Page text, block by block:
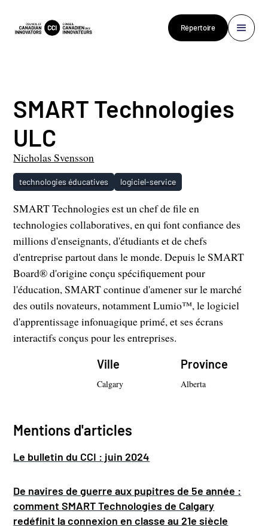
Répertoire
SMART Technologies
ULC
Nicholas Svensson
technologies éducatives logiciel-service
SMART Technologies est un chef de file en
technologies collaboratives, en qui font confiance des
millions d'enseignants, d'étudiants et de chefs
d'entreprise partout dans le monde. Depuis le SMART
Board® d'origine conçu spécifiquement pour
l'éducation, SMART continue d'amener sur le marché
des outils novateurs, notamment Lumio™, le logiciel
d'apprentissage infonuagique primé, et ses écrans
interactifs conçus pour les entreprises.
Ville
Calgary
Province
Alberta
Mentions d'articles
Le bulletin du CCI : juin 2024
De navires de guerre aux pupitres de 5e année :
comment SMART Technologies de Calgary
redéfinit la connexion en classe au 21e siècle